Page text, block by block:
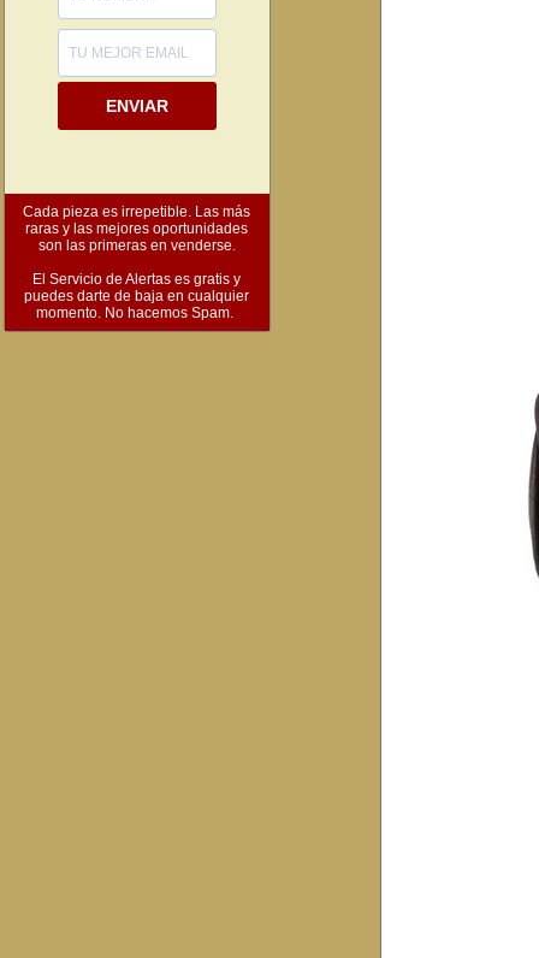
ENVIAR
Cada pieza es irrepetible. Las más
raras y las mejores oportunidades
son las primeras en venderse.
El Servicio de Alertas es gratis y
puedes darte de baja en cualquier
momento. No hacemos Spam.